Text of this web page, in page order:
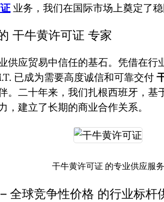
业务，我们在国际市场上奠定了稳
干牛黄许可证 专家
供应贸易中信任的基石。凭借在行
已成为需要高度诚信和可靠交付
。二十年来，我们扎根西班牙，基
，建立了长期的商业合作关系。
干牛黄许可证 的专业供应服务
全球竞争性价格 的行业标杆